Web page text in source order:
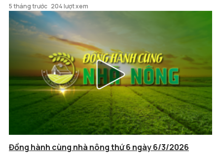
5 tháng trước 204 lượt xem
Đồng hành cùng nhà nông thứ 6 ngày 6/3/2026